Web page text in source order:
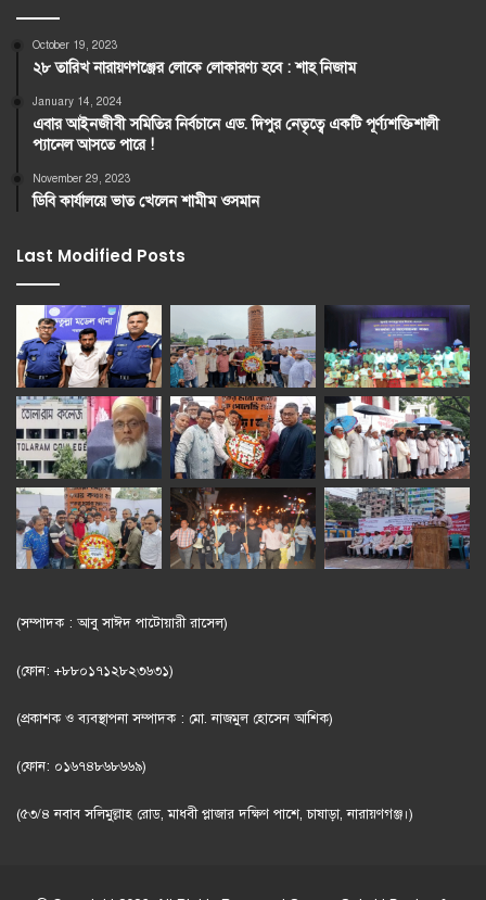
October 19, 2023
২৮ তারিখ নারায়ণগঞ্জের লোকে লোকারণ্য হবে : শাহ নিজাম
January 14, 2024
এবার আইনজীবী সমিতির নির্বচানে এড. দিপুর নেতৃত্বে একটি পূর্ণ্যশক্তিশালী
প্যানেল আসতে পারে !
November 29, 2023
ডিবি কার্যালয়ে ভাত খেলেন শামীম ওসমান
Last Modified Posts
(সম্পাদক : আবু সাঈদ পাটোয়ারী রাসেল)
(ফোন: +৮৮০১৭১২৮২৩৬৩১)
(প্রকাশক ও ব্যবস্থাপনা সম্পাদক : মো. নাজমুল হোসেন আশিক)
(ফোন: ০১৬৭৪৮৬৮৬৬৯)
(৫৩/৪ নবাব সলিমুল্লাহ রোড, মাধবী প্লাজার দক্ষিণ পাশে, চাষাড়া, নারায়ণগঞ্জ।)